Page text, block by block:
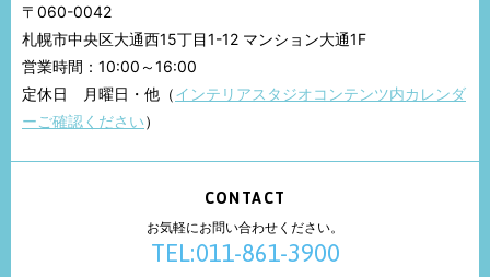
〒060-0042
札幌市中央区大通西15丁目1-12 マンション大通1F
営業時間：10:00～16:00
定休日 月曜日・他（インテリアスタジオコンテンツ内カレンダ
ーご確認ください）
CONTACT
お気軽にお問い合わせください。
TEL:011-861-3900